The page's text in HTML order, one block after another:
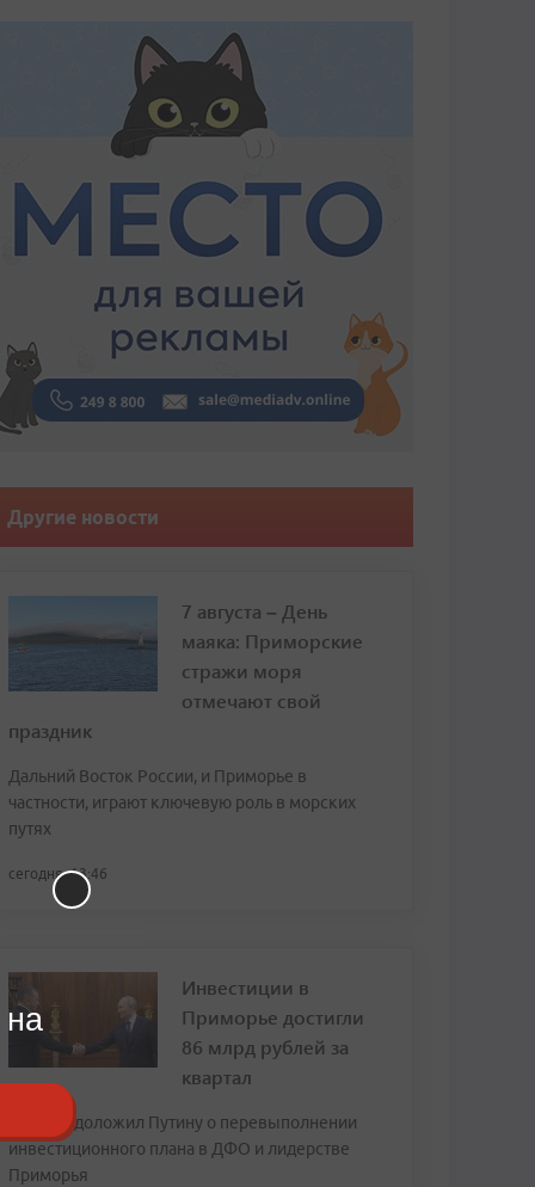
Другие новости
7 августа – День
маяка: Приморские
стражи моря
отмечают свой
праздник
Дальний Восток России, и Приморье в
частности, играют ключевую роль в морских
путях
сегодня, 13:46
Инвестиции в
Приморье достигли
86 млрд рублей за
квартал
Трутнев доложил Путину о перевыполнении
инвестиционного плана в ДФО и лидерстве
Приморья